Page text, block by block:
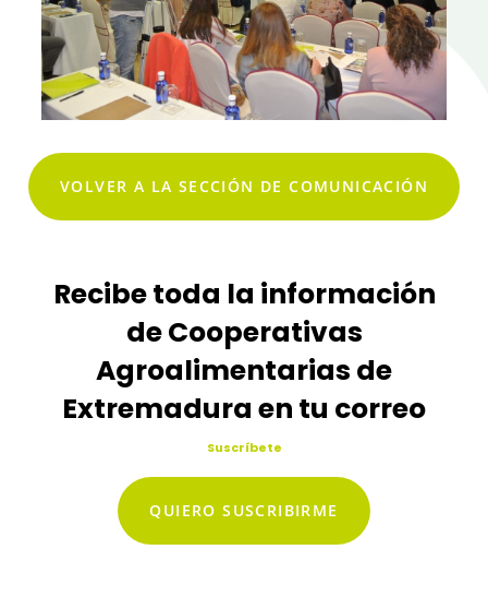
VOLVER A LA SECCIÓN DE COMUNICACIÓN
Recibe toda la información
de Cooperativas
Agroalimentarias de
Extremadura en tu correo
Suscríbete
QUIERO SUSCRIBIRME